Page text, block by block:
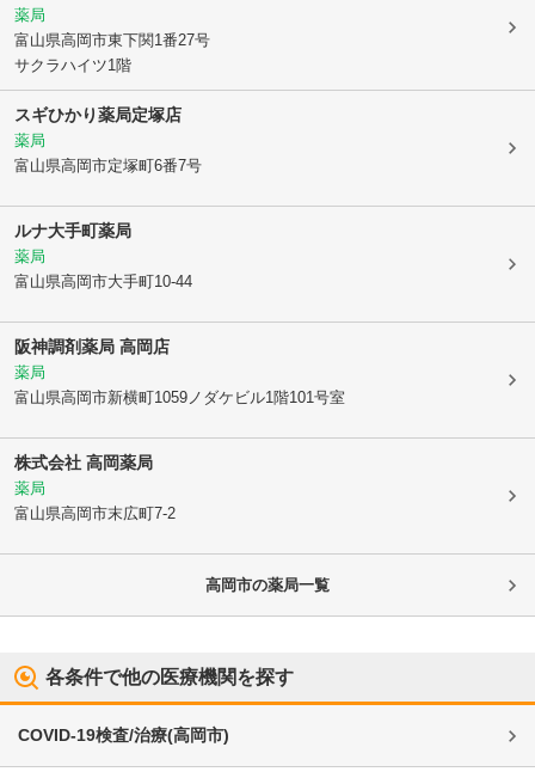
薬局
富山県高岡市東下関1番27号
サクラハイツ1階
スギひかり薬局定塚店
薬局
富山県高岡市定塚町6番7号
ルナ大手町薬局
薬局
富山県高岡市大手町10-44
阪神調剤薬局 高岡店
薬局
富山県高岡市新横町1059ノダケビル1階101号室
株式会社 高岡薬局
薬局
富山県高岡市末広町7-2
高岡市の薬局一覧
各条件で他の医療機関を探す
COVID-19検査/治療(高岡市)